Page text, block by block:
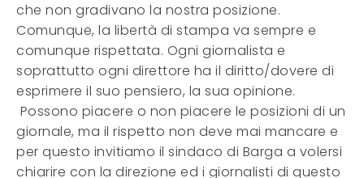
che non gradivano la nostra posizione.
Comunque, la libertà di stampa va sempre e
comunque rispettata. Ogni giornalista e
soprattutto ogni direttore ha il diritto/dovere di
esprimere il suo pensiero, la sua opinione.
Possono piacere o non piacere le posizioni di un
giornale, ma il rispetto non deve mai mancare e
per questo invitiamo il sindaco di Barga a volersi
chiarire con la direzione ed i giornalisti di questo